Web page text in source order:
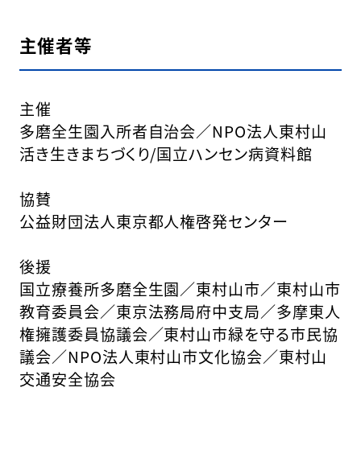
主催者等
主催
多磨全生園入所者自治会／NPO法人東村山
活き生きまちづくり/国立ハンセン病資料館
協賛
公益財団法人東京都人権啓発センター
後援
国立療養所多磨全生園／東村山市／東村山市
教育委員会／東京法務局府中支局／多摩東人
権擁護委員協議会／東村山市緑を守る市民協
議会／NPO法人東村山市文化協会／東村山
交通安全協会